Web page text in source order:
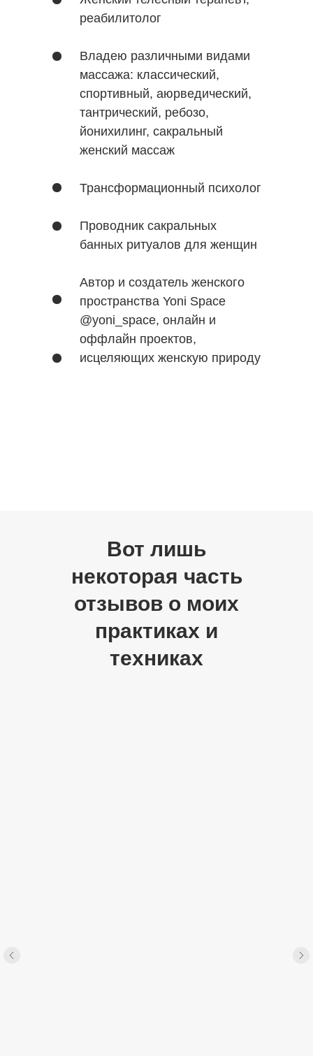
реабилитолог
Владею различными видами
массажа: классический,
спортивный, аюрведический,
тантрический, ребозо,
йонихилинг, сакральный
женский массаж
Трансформационный психолог
Проводник сакральных
банных ритуалов для женщин
Автор и создатель женского
пространства Yoni Space
@yoni_space, онлайн и
оффлайн проектов,
исцеляющих женскую природу
Вот лишь
некоторая часть
отзывов о моих
практиках и
техниках